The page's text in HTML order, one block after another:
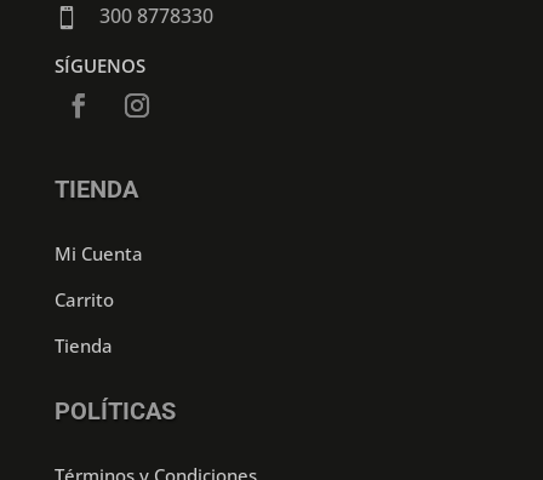
 300 8778330
SÍGUENOS
TIENDA
Mi Cuenta
Carrito
Tienda
POLÍTICAS
Términos y Condiciones